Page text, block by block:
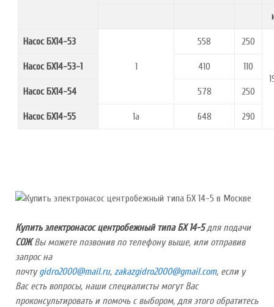
Насос БХ14-53
1
558 250
Насос БХ14-53-1 410 110
Насос БХ14-54 578 250
Насос БХ14-55 1а 648 290
Купить электронасос центробежный типа БХ 14-5для подачи
СОЖВы можете позвонив по телефону выше, или отправив
запрос на
почту
, , если у
Вас есть вопросы, наши специалисты могут Вас
проконсультировать и помочь с выбором, для этого обратитесь